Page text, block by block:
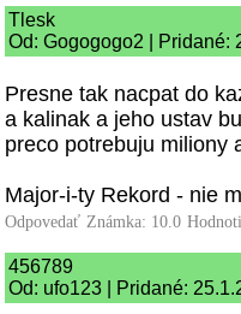
Tlesk
Od: Gogogogo2 | Pridané:
Presne tak nacpat do
a kalinak a jeho ustav
preco potrebuju miliony
Major-i-ty Rekord - nie
Odpovedať Známka: 10.0
456789
Od: ufo123 | Pridané: